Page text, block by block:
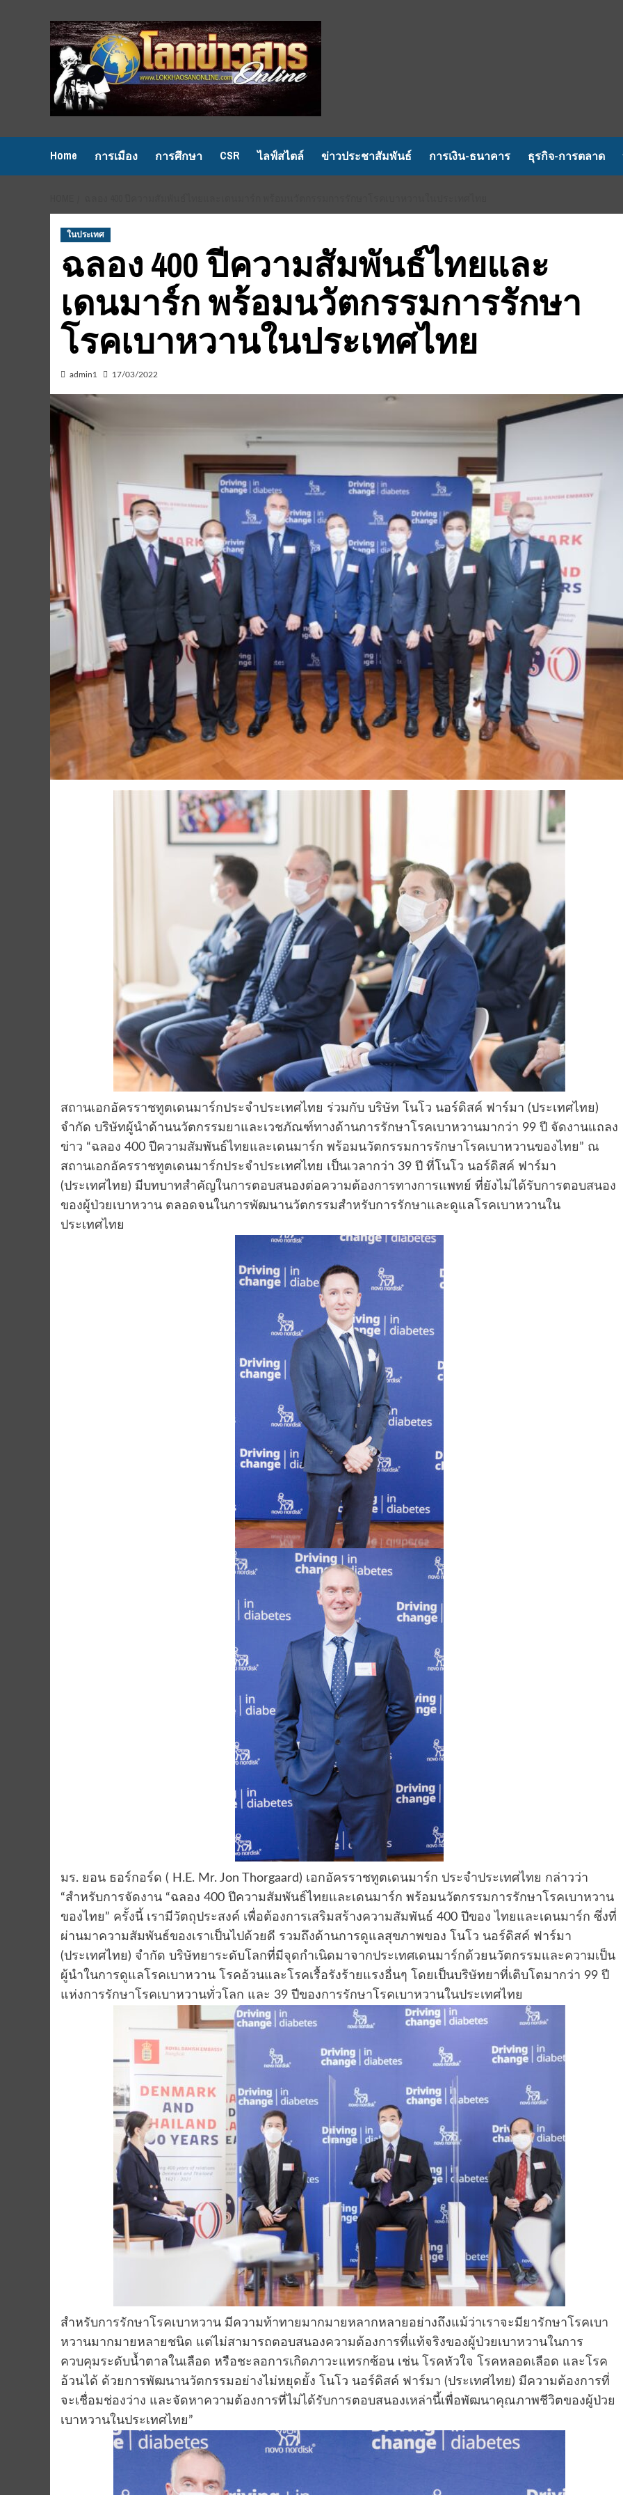
Home การเมือง การศึกษา CSR ไลฟ์สไตล์ ข่าวประชาสัมพันธ์ การเงิน-ธนาคาร ธุรกิจ-การตลาด
ในประเทศ
ฉลอง 400 ปีความสัมพันธ์ไทยและ
เดนมาร์ก พร้อมนวัตกรรมการรักษา
โรคเบาหวานในประเทศไทย
admin1 17/03/2022
สถานเอกอัครราชทูตเดนมาร์กประจำประเทศไทย ร่วมกับ บริษัท โนโว นอร์ดิสค์ ฟาร์มา (ประเทศไทย)
จำกัด บริษัทผู้นำด้านนวัตกรรมยาและเวชภัณฑ์ทางด้านการรักษาโรคเบาหวานมากว่า 99 ปี จัดงานแถลง
ข่าว “ฉลอง 400 ปีความสัมพันธ์ไทยและเดนมาร์ก พร้อมนวัตกรรมการรักษาโรคเบาหวานของไทย” ณ
สถานเอกอัครราชทูตเดนมาร์กประจำประเทศไทย เป็นเวลากว่า 39 ปี ที่โนโว นอร์ดิสค์ ฟาร์มา
(ประเทศไทย) มีบทบาทสำคัญในการตอบสนองต่อความต้องการทางการแพทย์ ที่ยังไม่ได้รับการตอบสนอง
ของผู้ป่วยเบาหวาน ตลอดจนในการพัฒนานวัตกรรมสำหรับการรักษาและดูแลโรคเบาหวานใน
ประเทศไทย
มร. ยอน ธอร์กอร์ด ( H.E. Mr. Jon Thorgaard) เอกอัครราชทูตเดนมาร์ก ประจำประเทศไทย กล่าวว่า
“สำหรับการจัดงาน “ฉลอง 400 ปีความสัมพันธ์ไทยและเดนมาร์ก พร้อมนวัตกรรมการรักษาโรคเบาหวาน
ของไทย” ครั้งนี้ เรามีวัตถุประสงค์ เพื่อต้องการเสริมสร้างความสัมพันธ์ 400 ปีของ ไทยและเดนมาร์ก ซึ่งที่
ผ่านมาความสัมพันธ์ของเราเป็นไปด้วยดี รวมถึงด้านการดูแลสุขภาพของ โนโว นอร์ดิสค์ ฟาร์มา
(ประเทศไทย) จำกัด บริษัทยาระดับโลกที่มีจุดกำเนิดมาจากประเทศเดนมาร์กด้วยนวัตกรรมและความเป็น
ผู้นำในการดูแลโรคเบาหวาน โรคอ้วนและโรคเรื้อรังร้ายแรงอื่นๆ โดยเป็นบริษัทยาที่เติบโตมากว่า 99 ปี
แห่งการรักษาโรคเบาหวานทั่วโลก และ 39 ปีของการรักษาโรคเบาหวานในประเทศไทย
สำหรับการรักษาโรคเบาหวาน มีความท้าทายมากมายหลากหลายอย่างถึงแม้ว่าเราจะมียารักษาโรคเบา
หวานมากมายหลายชนิด แต่ไม่สามารถตอบสนองความต้องการที่แท้จริงของผู้ป่วยเบาหวานในการ
ควบคุมระดับน้ำตาลในเลือด หรือชะลอการเกิดภาวะแทรกซ้อน เช่น โรคหัวใจ โรคหลอดเลือด และโรค
อ้วนได้ ด้วยการพัฒนานวัตกรรมอย่างไม่หยุดยั้ง โนโว นอร์ดิสค์ ฟาร์มา (ประเทศไทย) มีความต้องการที่
จะเชื่อมช่องว่าง และจัดหาความต้องการที่ไม่ได้รับการตอบสนองเหล่านี้เพื่อพัฒนาคุณภาพชีวิตของผู้ป่วย
เบาหวานในประเทศไทย”